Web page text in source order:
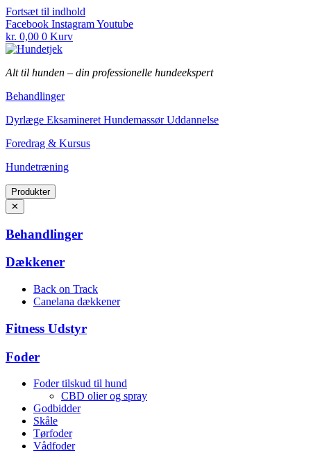
Fortsæt til indhold
Facebook InstagramYoutube
kr. 0,00 0 Kurv
Alt til hunden – din professionelle hundeekspert
Behandlinger
Dyrlæge Eksamineret Hundemassør Uddannelse
Foredrag & Kursus
Hundetræning
Produkter
✕
Behandlinger
Dækkener
Back on Track
Canelana dækkener
Fitness Udstyr
Foder
Foder tilskud til hund
CBD olier og spray
Godbidder
Skåle
Tørfoder
Vådfoder